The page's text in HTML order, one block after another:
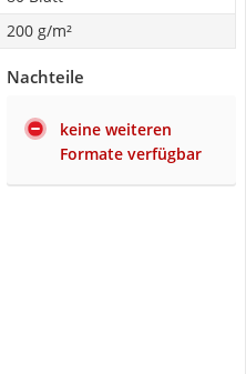
200 g/m²
Nachteile
keine weiteren
Formate verfügbar